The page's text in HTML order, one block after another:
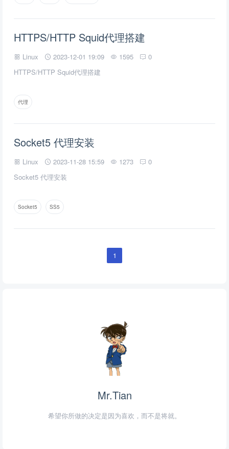
HTTPS/HTTP Squid代理搭建
Linux 2023-12-01 19:09 1595
0
HTTPS/HTTP Squid代理搭建
代理
Socket5 代理安装
Linux 2023-11-28 15:59 1273
0
Socket5 代理安装
Socket5 SS5
1
Mr.Tian
希望你所做的决定是因为喜欢，而不是将就。